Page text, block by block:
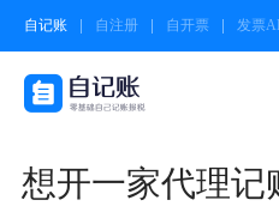
自记账 自注册 自开票 发票
想开一家代理记